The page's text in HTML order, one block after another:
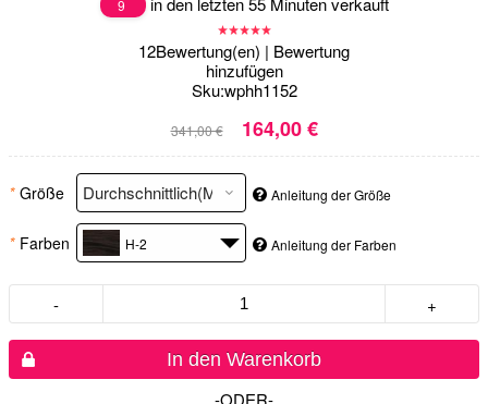
9
12Bewertung(en) | Bewertung
hinzufügen
Sku:wphh1152
341,00 € 164,00 €
* Größe Anleitung der Größe
* Farben H-2 Anleitung der Farben
- +
In den Warenkorb
-ODER-